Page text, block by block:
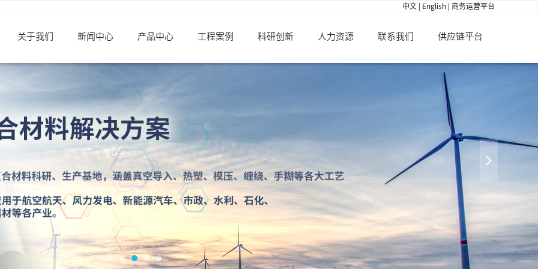
中文 English 商务运营平台
关于我们 新闻中心 产品中心 工程案例 科研创新 人力资源 联系我们 供应链平台